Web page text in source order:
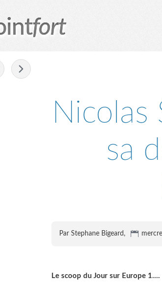
fort
Nicolas
sa
Par Stephane Bigeard,
Le scoop du Jour sur Europe 1....